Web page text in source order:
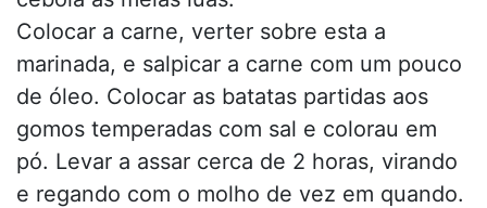
Colocar a carne, verter sobre esta a
marinada, e salpicar a carne com um pouco
de óleo. Colocar as batatas partidas aos
gomos temperadas com sal e colorau em
pó. Levar a assar cerca de 2 horas, virando
e regando com o molho de vez em quando.